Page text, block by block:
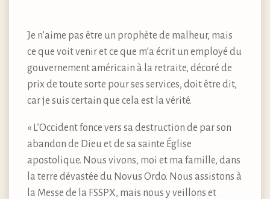
Je n’aime pas être un prophète de malheur, mais
ce que voit venir et ce que m’a écrit un employé du
gouvernement américain à la retraite, décoré de
prix de toute sorte pour ses services, doit être dit,
car je suis certain que cela est la vérité.
« L’Occident fonce vers sa destruction de par son
abandon de Dieu et de sa sainte Église
apostolique. Nous vivons, moi et ma famille, dans
la terre dévastée du Novus Ordo. Nous assistons à
la Messe de la FSSPX, mais nous y veillons et